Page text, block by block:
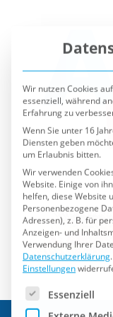
Wir nutzen Cookies
essenziell, während
Erfahrung zu
Wenn Sie unter 16
Diensten geben
um Erlaubnis bitten.
Wir verwenden
Website. Einige von
helfen, diese Website
Personenbezogene
Adressen), z. B. für
Anzeigen- und
Verwendung Ihrer
Datenschutzerklärung.
Einstellungen
Es folgt eine Liste
Externe